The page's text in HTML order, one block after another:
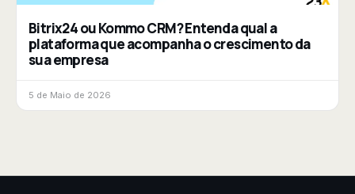
Bitrix24 ou Kommo CRM? Entenda qual a
plataforma que acompanha o crescimento da
sua empresa
5 de Maio de 2026